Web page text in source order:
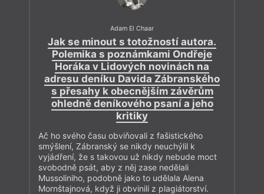
Adam El Chaar
Jak se minout s totožností autora.
Polemika s poznámkami Ondřeje
Horáka v Lidových novinách na
adresu deníku Davida Zábranského
s přesahy k obecnějším závěrům
ohledně deníkového psaní a jeho
kritiky
Ač ho svého času obviňovali z fašistického
smýšlení, Zábranský se nikdy neuchýlil k
vyjádření, že s takovou už nikdy nebude moct
svobodně psát, aby z něj zase nedělali
Mussoliniho, podobně jako to udělala Alena
Mornštajnová, když ji obvinili z plagiátorství.